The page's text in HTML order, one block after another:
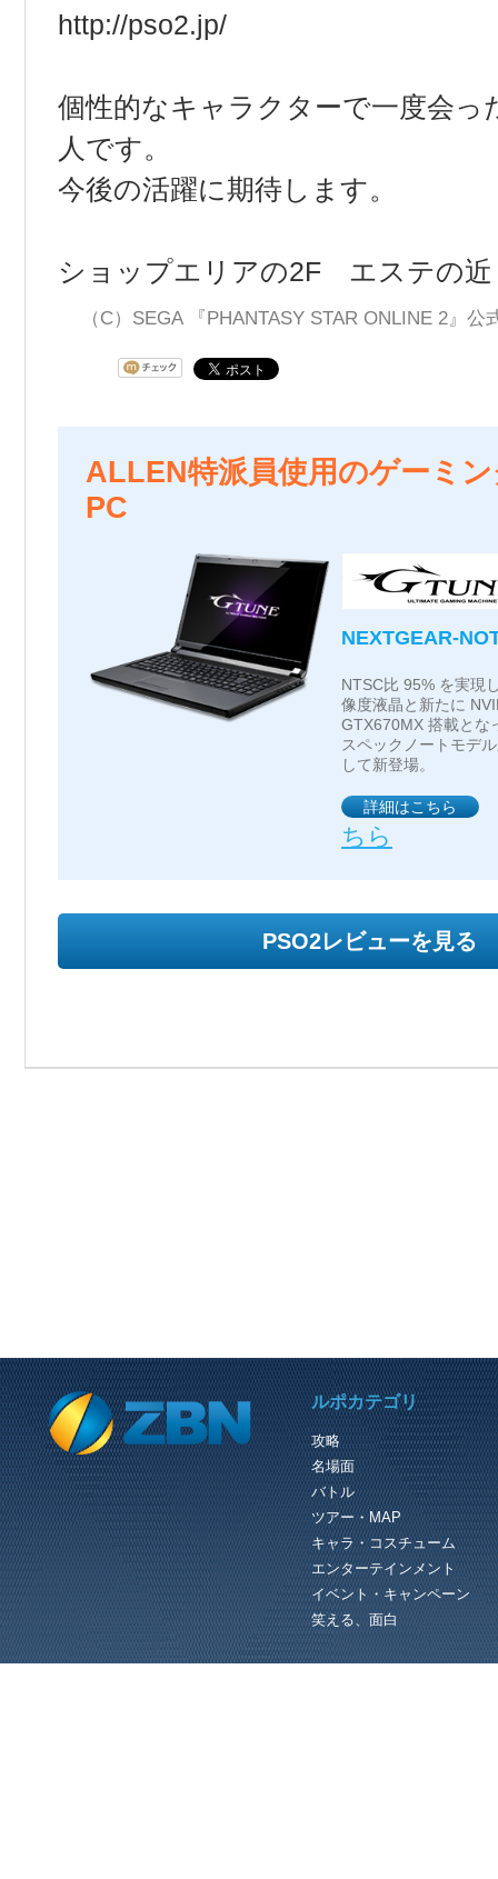
http://pso2.jp/
個性的なキャラクターで一度会っ
人です。
今後の活躍に期待します。
ショップエリアの2F エステの近
（C）SEGA 『PHANTASY STAR ONLINE 2』
ALLEN特派員使用のゲーミ
PC
NEXTGEAR-
NTSC比 95% を実現
像度液晶と新たに
GTX670MX 搭載とな
スペックノートモデ
して新登場。
詳細はこちら
ちら
PSO2レビューを見る
PREVIOUS REVIEW
PSO2 マターボード １ 進行状況 05/09まで
（C）SEGA 『PHANTASY STAR
ONLINE 2』公式サイト http://pso2.jp/
マターボードの一枚目を進めていま
隣り合ったキーアイテムを同時に取得
し...
ルポカテゴリ
攻略
名場面
バトル
ツアー・MAP
キャラ・コスチューム
エンターテインメント
イベント・キャンペーン
笑える、面白